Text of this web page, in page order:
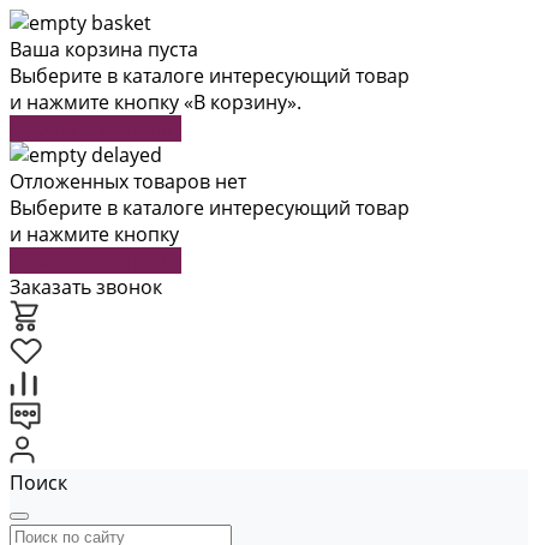
Ваша корзина пуста
Выберите в каталоге интересующий товар
и нажмите кнопку «В корзину».
Отложенных товаров нет
Выберите в каталоге интересующий товар
и нажмите кнопку
Заказать звонок
Поиск